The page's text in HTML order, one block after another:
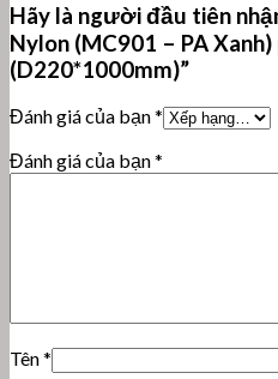
Hãy là người đầu tiên
Nylon (MC901 – PA
(D220*1000mm)”
Đánh giá của bạn*
Đánh giá của bạn*
Tên*